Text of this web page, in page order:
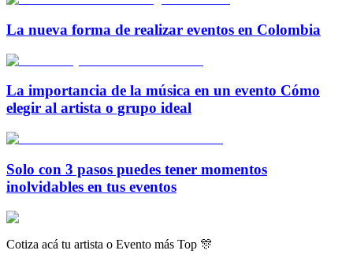
La nueva forma de realizar eventos en Colombia
La importancia de la música en un evento Cómo
elegir al artista o grupo ideal
Solo con 3 pasos puedes tener momentos
inolvidables en tus eventos
Cotiza acá tu artista o Evento más Top 🎊